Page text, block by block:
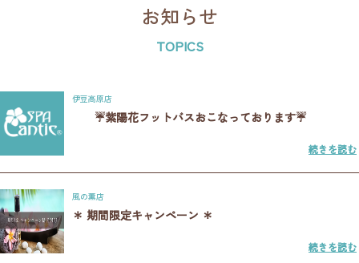
お知らせ
TOPICS
伊豆高原店
☔紫陽花フットバスおこなっております☔
続きを読む
風の薫店
＊ 期間限定キャンペーン ＊
続きを読む